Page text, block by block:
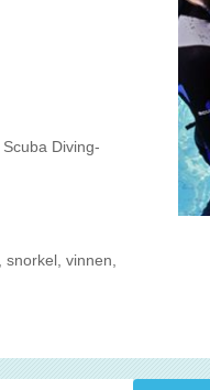
Diving-
vinnen,